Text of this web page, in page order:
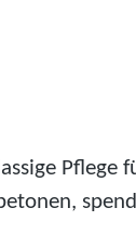
Pflege